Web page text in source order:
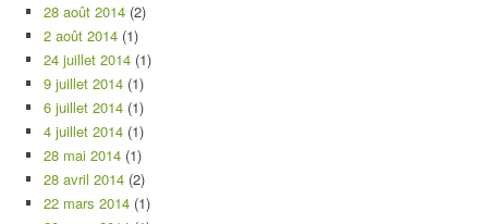
28 août 2014 (2)
2 août 2014 (1)
24 juillet 2014 (1)
9 juillet 2014 (1)
6 juillet 2014 (1)
4 juillet 2014 (1)
28 mai 2014 (1)
28 avril 2014 (2)
22 mars 2014 (1)